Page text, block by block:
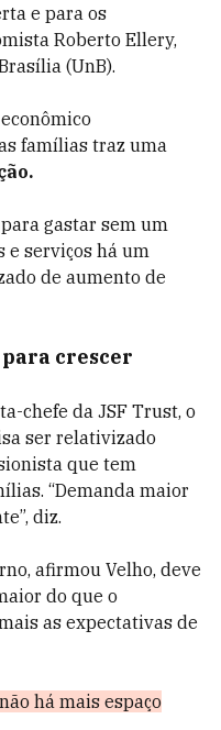
e para os
Roberto Ellery,
(UnB).
famílias traz uma
gastar sem um
e serviços há um
de aumento de
crescer
chefe da JSF Trust, o
ser relativizado
que tem
“Demanda maior
diz.
afirmou Velho, deve
do que o
as expectativas de
há mais espaço